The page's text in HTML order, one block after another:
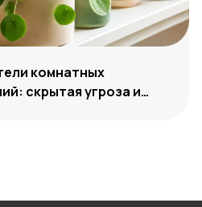
комнатных
скрытая угроза и